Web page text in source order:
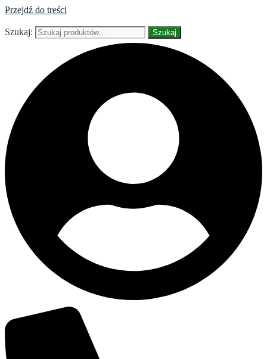
Przejdź do treści
Szukaj: Szukaj